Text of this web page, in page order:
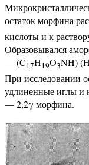
остаток морфина
кислоты и к
Образовывался
— (C17H19O3NH)
При исследовании
удлиненные иглы и
— 2,2γ морфина.